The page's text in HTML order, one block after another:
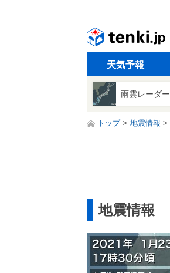
天気予報
雨雲レーダー
トップ 地震情報
地震情報